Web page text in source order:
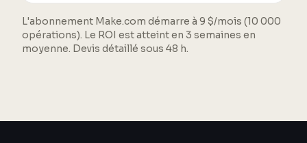
L'abonnement Make.com démarre à 9 $/mois (10 000
opérations). Le ROI est atteint en 3 semaines en
moyenne. Devis détaillé sous 48 h.